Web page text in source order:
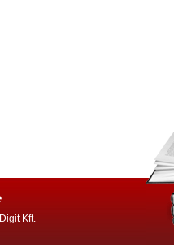
Kft.